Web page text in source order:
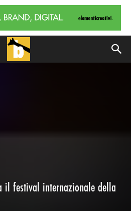
il festival internazionale della